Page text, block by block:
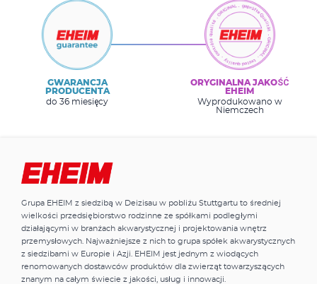
GWARANCJA
PRODUCENTA
do 36 miesięcy
ORYGINALNA JAKOŚĆ
EHEIM
Wyprodukowano w
Niemczech
Grupa EHEIM z siedzibą w Deizisau w pobliżu Stuttgartu to średniej
wielkości przedsiębiorstwo rodzinne ze spółkami podległymi
działającymi w branżach akwarystycznej i projektowania wnętrz
przemysłowych. Najważniejsze z nich to grupa spółek akwarystycznych
z siedzibami w Europie i Azji. EHEIM jest jednym z wiodących
renomowanych dostawców produktów dla zwierząt towarzyszących
znanym na całym świecie z jakości, usług i innowacji.